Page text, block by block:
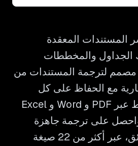
المستندات المعقدة
الجداول والمخططات
والترقيم. Bluente مصمم لترجمة المستندات من
مع الحفاظ على كل
تفصيلة من التخطيط عبر PDF و Word و Excel
على ترجمة جاهزة
للمراجعة خلال دقائق، عبر أكثر من 22 صيغة